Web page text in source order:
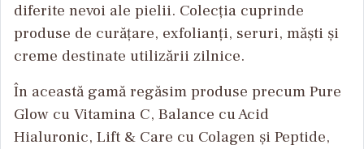
diferite nevoi ale pielii. Colecția cuprinde
produse de curățare, exfolianți, seruri, măști și
creme destinate utilizării zilnice.
În această gamă regăsim produse precum Pure
Glow cu Vitamina C, Balance cu Acid
Hialuronic, Lift & Care cu Colagen și Peptide,